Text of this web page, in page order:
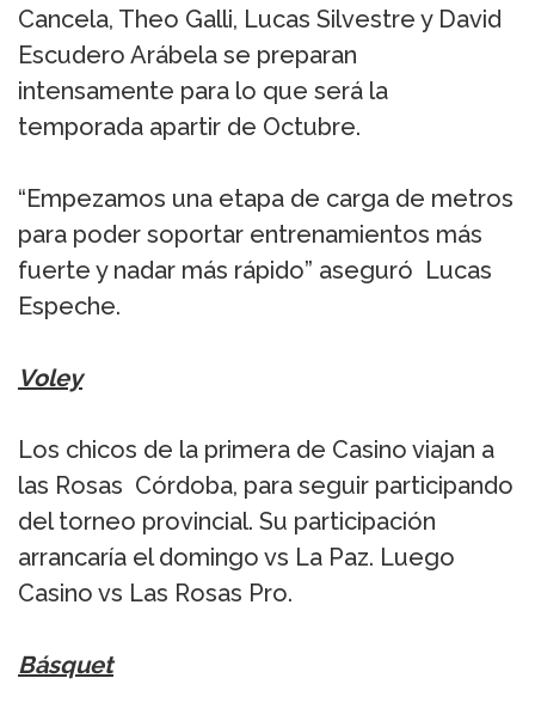
Cancela, Theo Galli, Lucas Silvestre y David
Escudero Arábela se preparan
intensamente para lo que será la
temporada apartir de Octubre.
“Empezamos una etapa de carga de metros
para poder soportar entrenamientos más
fuerte y nadar más rápido” aseguró Lucas
Espeche.
Voley
Los chicos de la primera de Casino viajan a
las Rosas Córdoba, para seguir participando
del torneo provincial. Su participación
arrancaría el domingo vs La Paz. Luego
Casino vs Las Rosas Pro.
Básquet